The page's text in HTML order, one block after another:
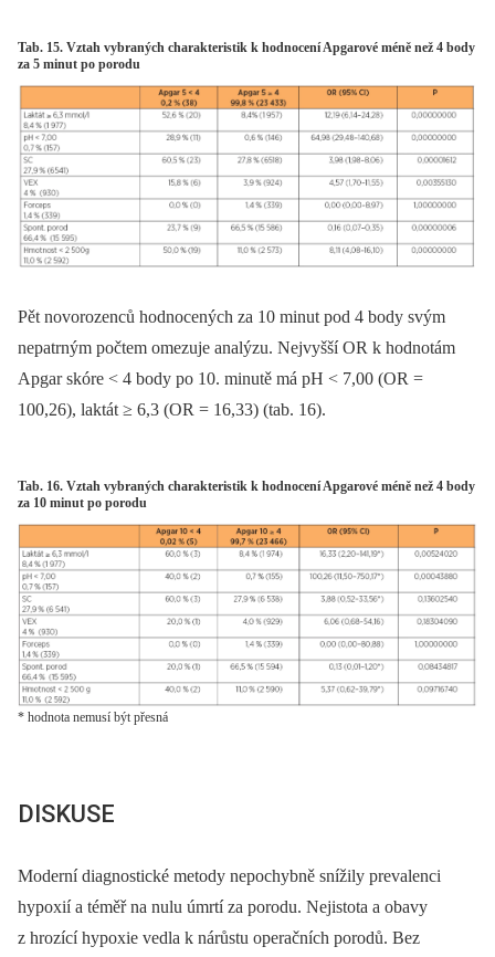
Tab. 15. Vztah vybraných charakteristik k hodnocení Apgarové méně než 4 body
za 5 minut po porodu
Pět novorozenců hodnocených za 10 minut pod 4 body svým
nepatrným počtem omezuje analýzu. Nejvyšší OR k hodnotám
Apgar skóre < 4 body po 10. minutě má pH < 7,00 (OR =
100,26), laktát ≥ 6,3 (OR = 16,33) (tab. 16).
Tab. 16. Vztah vybraných charakteristik k hodnocení Apgarové méně než 4 body
za 10 minut po porodu
* hodnota nemusí být přesná
DISKUSE
Moderní diagnostické metody nepochybně snížily prevalenci
hypoxií a téměř na nulu úmrtí za porodu. Nejistota a obavy
z hrozící hypoxie vedla k nárůstu operačních porodů. Bez